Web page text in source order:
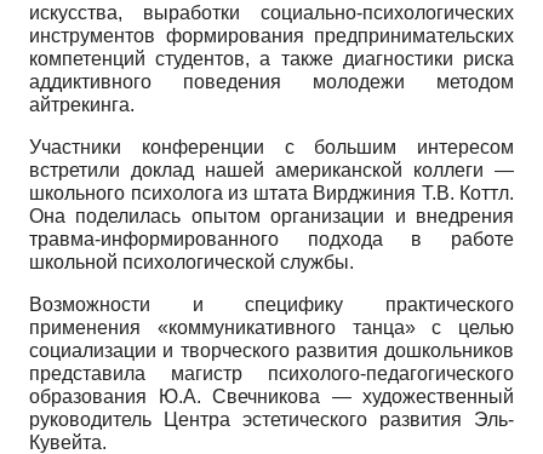
искусства, выработки социально-психологических
инструментов формирования предпринимательских
компетенций студентов, а также диагностики риска
аддиктивного поведения молодежи методом
айтрекинга.
Участники конференции с большим интересом
встретили доклад нашей американской коллеги —
школьного психолога из штата Вирджиния Т.В. Коттл.
Она поделилась опытом организации и внедрения
травма-информированного подхода в работе
школьной психологической службы.
Возможности и специфику практического
применения «коммуникативного танца» с целью
социализации и творческого развития дошкольников
представила магистр психолого-педагогического
образования Ю.А. Свечникова — художественный
руководитель Центра эстетического развития Эль-
Кувейта.